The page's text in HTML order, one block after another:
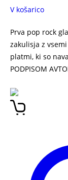
V košarico
Prva pop rock
zakulisja z
platmi, ki so
PODPISOM